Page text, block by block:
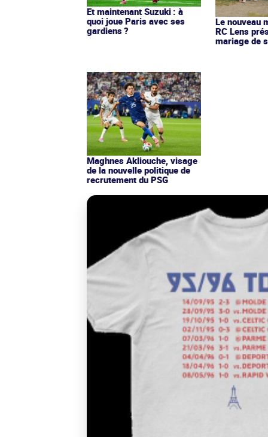
Et maintenant Suzuki : à
quoi joue Paris avec ses
gardiens ?
Le nouveau
RC Lens
mariage de
Maghnes Akliouche, visage
de la nouvelle politique de
recrutement du PSG